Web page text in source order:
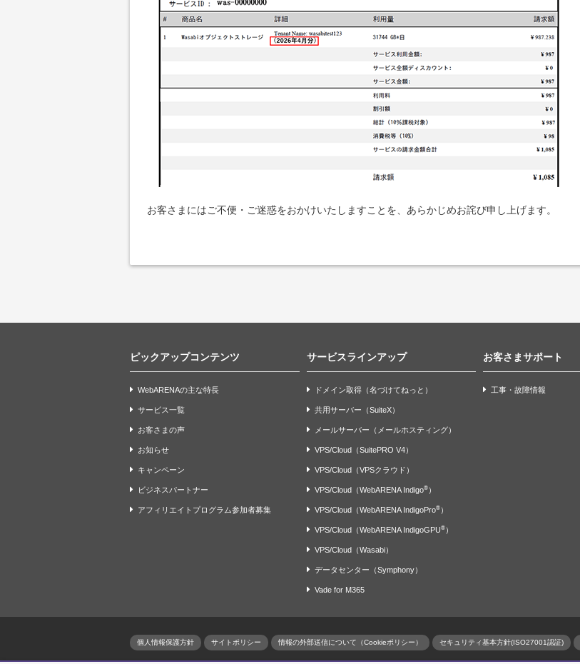
お客さまにはご不便・ご迷惑をおかけいたしますことを、あらかじめお詫び申し上げます。
ピックアップコンテンツ
WebARENAの主な特長
サービス一覧
お客さまの声
お知らせ
キャンペーン
ビジネスパートナー
アフィリエイトプログラム参加者募集
サービスラインアップ
ドメイン取得（名づけてねっと）
共用サーバー（SuiteX）
メールサーバー（メールホスティング）
VPS/Cloud（SuitePRO V4）
VPS/Cloud（VPSクラウド）
VPS/Cloud（WebARENA Indigo®）
VPS/Cloud（WebARENA IndigoPro®）
VPS/Cloud（WebARENA IndigoGPU®）
VPS/Cloud（Wasabi）
データセンター（Symphony）
Vade for M365
お客さまサポート
工事・故障情報
個人情報保護方針 サイトポリシー 情報の外部送信について（Cookieポリシー） セキュリティ基本方針(ISO27001認証)